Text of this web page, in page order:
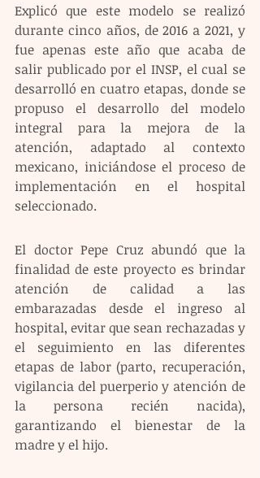
Explicó que este modelo se realizó
durante cinco años, de 2016 a 2021, y
fue apenas este año que acaba de
salir publicado por el INSP, el cual se
desarrolló en cuatro etapas, donde se
propuso el desarrollo del modelo
integral para la mejora de la
atención, adaptado al contexto
mexicano, iniciándose el proceso de
implementación en el hospital
seleccionado.
El doctor Pepe Cruz abundó que la
finalidad de este proyecto es brindar
atención de calidad a las
embarazadas desde el ingreso al
hospital, evitar que sean rechazadas y
el seguimiento en las diferentes
etapas de labor (parto, recuperación,
vigilancia del puerperio y atención de
la persona recién nacida),
garantizando el bienestar de la
madre y el hijo.